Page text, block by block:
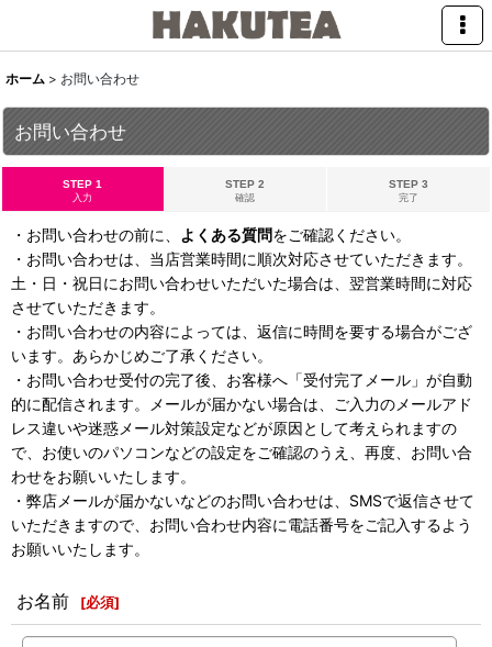
ホーム > お問い合わせ
お問い合わせ
STEP 1
入力
STEP 2
確認
STEP 3
完了
・お問い合わせの前に、 よくある質問をご確認ください。
・お問い合わせは、当店営業時間に順次対応させていただきます。
土・日・祝日にお問い合わせいただいた場合は、翌営業時間に対応
させていただきます。
・お問い合わせの内容によっては、返信に時間を要する場合がござ
います。あらかじめご了承ください。
・お問い合わせ受付の完了後、お客様へ「受付完了メール」が自動
的に配信されます。メールが届かない場合は、ご入力のメールアド
レス違いや迷惑メール対策設定などが原因として考えられますの
で、お使いのパソコンなどの設定をご確認のうえ、再度、お問い合
わせをお願いいたします。
・弊店メールが届かないなどのお問い合わせは、SMSで返信させて
いただきますので、お問い合わせ内容に電話番号をご記入するよう
お願いいたします。
お名前 [必須]